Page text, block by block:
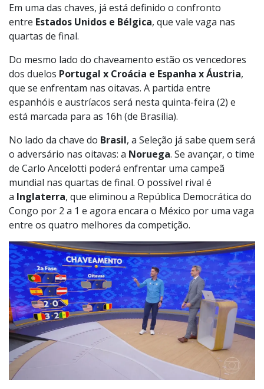
Em uma das chaves, já está definido o confronto
entre Estados Unidos e Bélgica, que vale vaga nas
quartas de final.
Do mesmo lado do chaveamento estão os vencedores
dos duelos Portugal x Croácia e Espanha x Áustria,
que se enfrentam nas oitavas. A partida entre
espanhóis e austríacos será nesta quinta-feira (2) e
está marcada para as 16h (de Brasília).
No lado da chave do Brasil, a Seleção já sabe quem será
o adversário nas oitavas: a Noruega. Se avançar, o time
de Carlo Ancelotti poderá enfrentar uma campeã
mundial nas quartas de final. O possível rival é
a Inglaterra, que eliminou a República Democrática do
Congo por 2 a 1 e agora encara o México por uma vaga
entre os quatro melhores da competição.